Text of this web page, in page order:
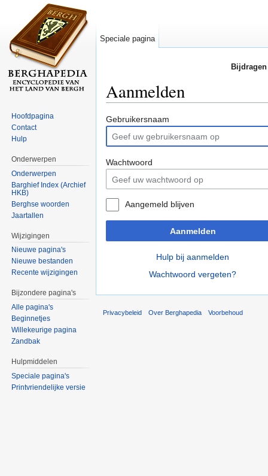
Aanmelden
Gebruikersnaam
Wachtwoord
Aangemeld blijven
Aanmelden
Hulp bij aanmelden
Wachtwoord vergeten?
Speciale pagina
Hoofdpagina
Contact
Hulp
Onderwerpen
Onderwerpen
Barghief Index (Archief
HKB)
Berghse woorden
Jaartallen
Wijzigingen
Nieuwe pagina's
Nieuwe bestanden
Recente wijzigingen
Bijzondere pagina's
Alle pagina's
Beginnetjes
Willekeurige pagina
Zandbak
Hulpmiddelen
Speciale pagina's
Printvriendelijke versie
Privacybeleid Over Berghapedia Voorbehoud